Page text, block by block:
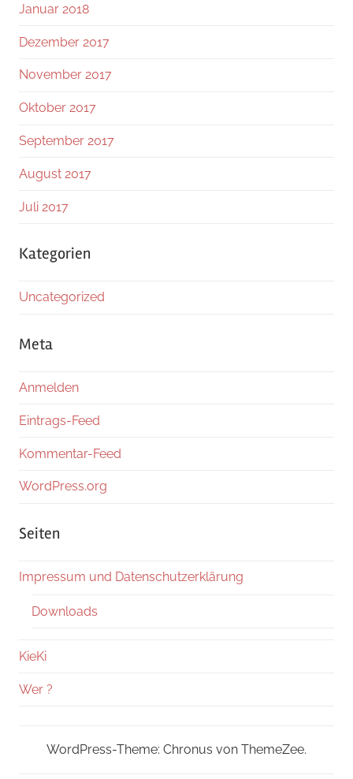
Januar 2018
Dezember 2017
November 2017
Oktober 2017
September 2017
August 2017
Juli 2017
Kategorien
Uncategorized
Meta
Anmelden
Eintrags-Feed
Kommentar-Feed
WordPress.org
Seiten
Impressum und Datenschutzerklärung
Downloads
KieKi
Wer ?
WordPress-Theme: Chronus von ThemeZee.